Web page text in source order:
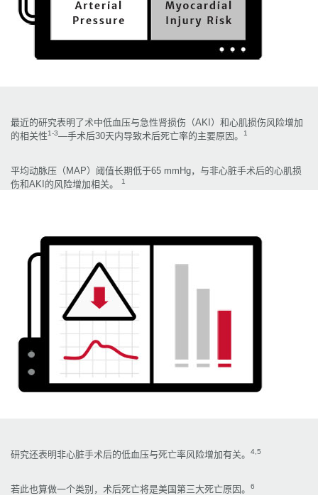
管理灌注的流量因素
最近的研究表明了术中低血压与急性肾损伤（AKI）和心肌损伤风险增加
的相关性1-3—手术后30天内导致术后死亡率的主要原因。 1
平均动脉压（MAP）阈值长期低于65 mmHg，与非心脏手术后的心肌损
伤和AKI的风险增加相关。
1
研究还表明非心脏手术后的低血压与死亡率风险增加有关。 4,5
若此也算做一个类别，术后死亡将是美国第三大死亡原因。 6